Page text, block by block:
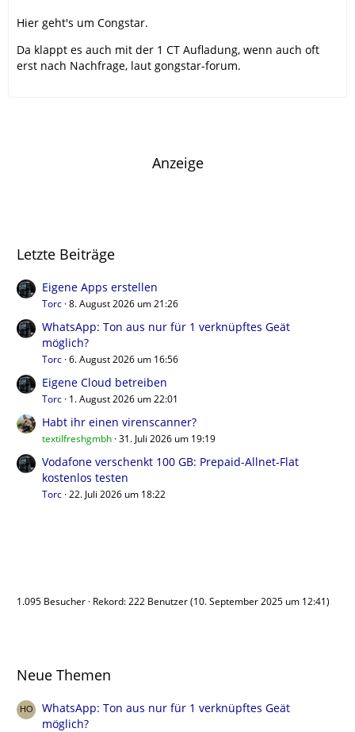
Hier geht's um Congstar.
Da klappt es auch mit der 1 CT Aufladung, wenn auch oft
erst nach Nachfrage, laut gongstar-forum.
Anzeige
Letzte Beiträge
Eigene Apps erstellen
Torc 8. August 2026 um 21:26
WhatsApp: Ton aus nur für 1 verknüpftes Geät
möglich?
Torc 6. August 2026 um 16:56
Eigene Cloud betreiben
Torc 1. August 2026 um 22:01
Habt ihr einen virenscanner?
textilfreshgmbh 31. Juli 2026 um 19:19
Vodafone verschenkt 100 GB: Prepaid-Allnet-Flat
kostenlos testen
Torc 22. Juli 2026 um 18:22
1.095 Besucher Rekord: 222 Benutzer (10. September 2025 um 12:41)
Neue Themen
WhatsApp: Ton aus nur für 1 verknüpftes Geät
möglich?